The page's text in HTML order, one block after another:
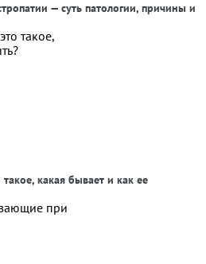
— суть патологии, причины и
какая бывает и как ее